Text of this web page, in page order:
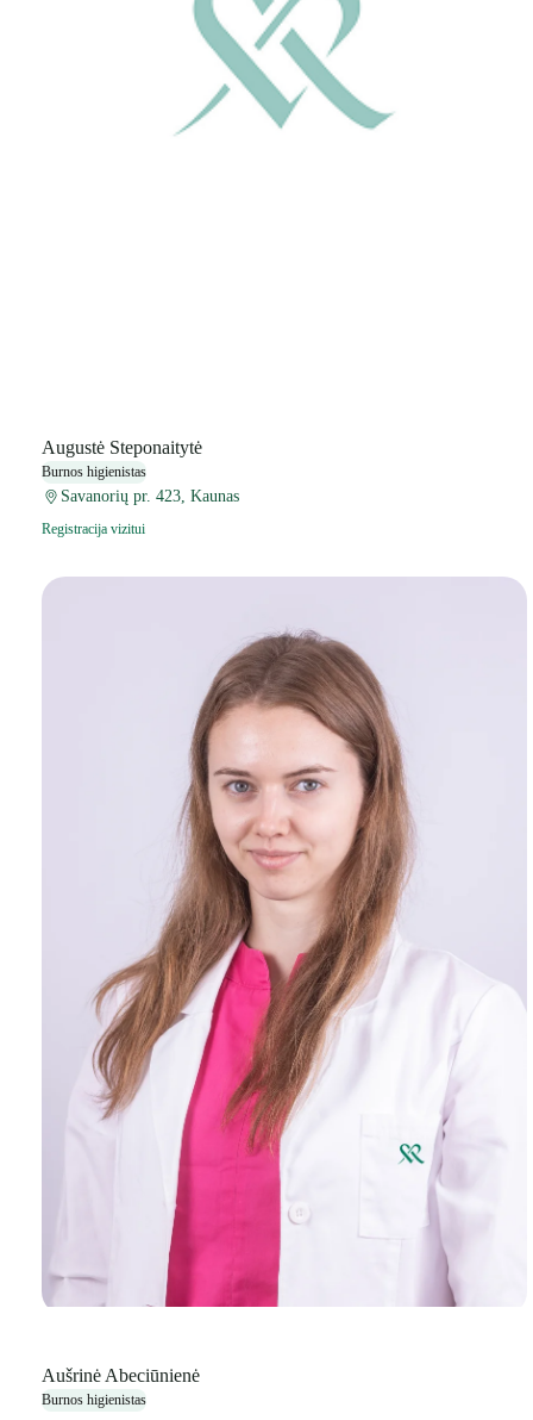
Augustė Steponaitytė
Burnos higienistas
Savanorių pr. 423, Kaunas
Registracija vizitui
Aušrinė Abeciūnienė
Burnos higienistas